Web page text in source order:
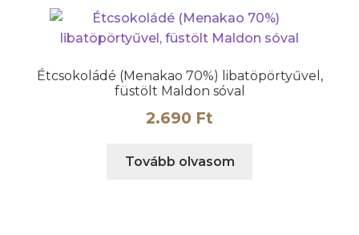
Étcsokoládé (Menakao 70%) libatöpörtyűvel,
füstölt Maldon sóval
2.690 Ft
Tovább olvasom